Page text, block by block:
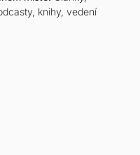
knihy, vedení